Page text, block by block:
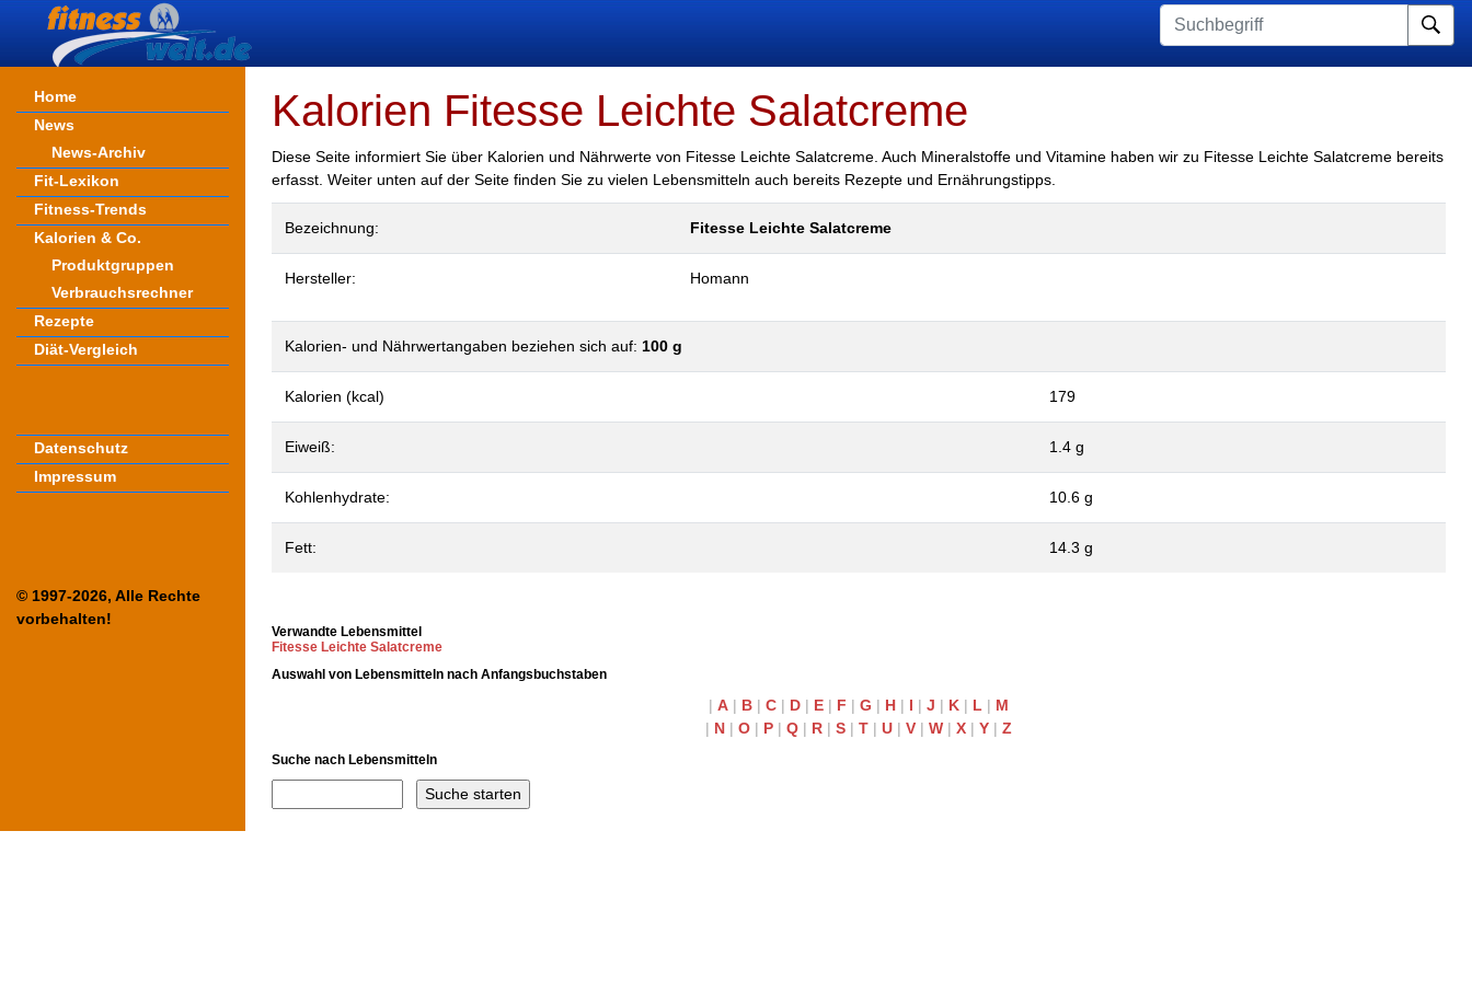
Home
News
News-Archiv
Fit-Lexikon
Fitness-Trends
Kalorien & Co.
Produktgruppen
Verbrauchsrechner
Rezepte
Diät-Vergleich
Datenschutz
Impressum
© 1997-2026, Alle Rechte
vorbehalten!
Kalorien Fitesse Leichte Salatcreme
Diese Seite informiert Sie über Kalorien und Nährwerte von Fitesse Leichte Salatcreme. Auch Mineralstoffe und Vitamine haben wir zu Fitesse Leichte Salatcreme bereits
erfasst. Weiter unten auf der Seite finden Sie zu vielen Lebensmitteln auch bereits Rezepte und Ernährungstipps.
Bezeichnung: Fitesse Leichte Salatcreme
Hersteller: Homann
Kalorien- und Nährwertangaben beziehen sich auf: 100 g
Kalorien (kcal) 179
Eiweiß: 1.4 g
Kohlenhydrate: 10.6 g
Fett: 14.3 g
Verwandte Lebensmittel
Fitesse Leichte Salatcreme
Auswahl von Lebensmitteln nach Anfangsbuchstaben
| A | B | C | D | E | F | G | H | I | J | K | L | M
| N | O | P | Q | R | S | T | U | V | W | X | Y | Z
Suche nach Lebensmitteln